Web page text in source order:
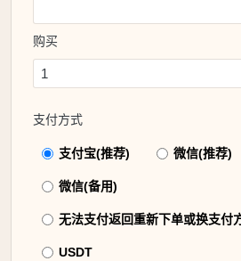
购买
支付方式
支付宝(推荐) 微信(推荐)
微信(备用)
无法支付返回重新下单或换支付
USDT